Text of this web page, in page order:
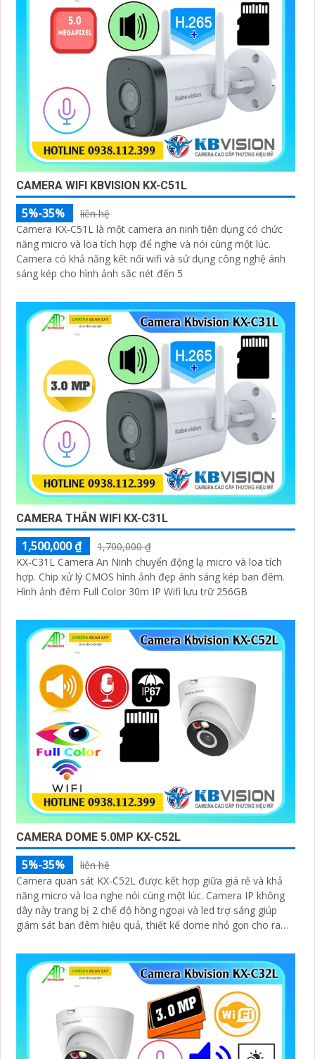
CAMERA WIFI KBVISION KX-C51L
5%-35%
liên hệ
Camera KX-C51L là một camera an ninh tiện dụng có chức
năng micro và loa tích hợp để nghe và nói cùng một lúc.
Camera có khả năng kết nối wifi và sử dụng công nghệ ánh
sáng kép cho hình ảnh sắc nét đến 5
CAMERA THÂN WIFI KX-C31L
1,500,000 ₫
1,700,000 ₫
KX-C31L Camera An Ninh chuyển động lạ micro và loa tích
hợp. Chip xử lý CMOS hình ảnh đẹp ánh sáng kép ban đêm.
Hình ảnh đêm Full Color 30m IP Wifi lưu trữ 256GB
CAMERA DOME 5.0MP KX-C52L
5%-35%
liên hệ
Camera quan sát KX-C52L được kết hợp giữa giá rẻ và khả
năng micro và loa nghe nói cùng một lúc. Camera IP không
dây này trang bị 2 chế độ hồng ngoại và led trợ sáng giúp
giám sát ban đêm hiệu quả, thiết kế dome nhỏ gọn cho ra